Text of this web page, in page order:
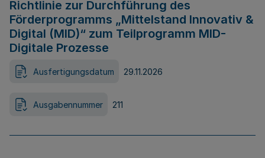
Richtlinie zur Durchführung des
Förderprogramms „Mittelstand Innovativ &
Digital (MID)“ zum Teilprogramm MID-
Digitale Prozesse
Ausfertigungsdatum 29.11.2026
Ausgabennummer 211